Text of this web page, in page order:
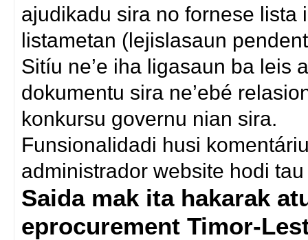
ajudikadu sira no fornese
listametan (lejislasaun
Sitíu ne’e iha ligasaun ba leis
dokumentu sira ne’ebé
konkursu governu nian sira.
Funsionalidadi husi
administrador website hodi
Saida mak ita hakarak
eprocurement Timor-